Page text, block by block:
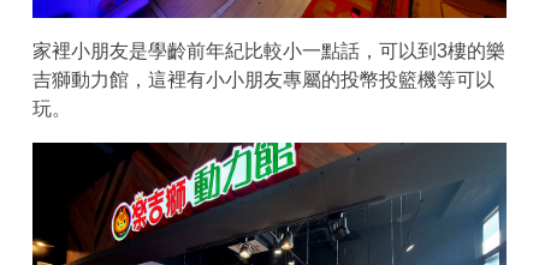
家裡小朋友是學齡前年紀比較小一點話，可以到3樓的樂
吉獅動力館，這裡有小小朋友專屬的投幣投籃機等可以
玩。